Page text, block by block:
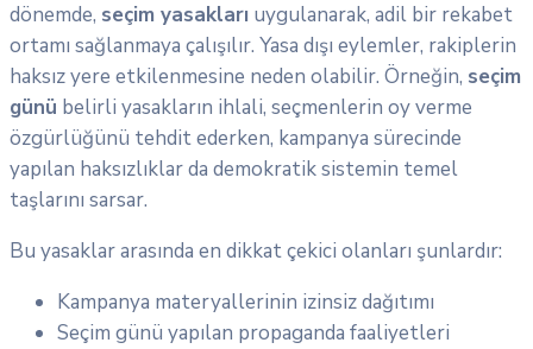
dönemde, seçim yasakları uygulanarak, adil bir rekabet
ortamı sağlanmaya çalışılır. Yasa dışı eylemler, rakiplerin
haksız yere etkilenmesine neden olabilir. Örneğin, seçim
günü belirli yasakların ihlali, seçmenlerin oy verme
özgürlüğünü tehdit ederken, kampanya sürecinde
yapılan haksızlıklar da demokratik sistemin temel
taşlarını sarsar.
Bu yasaklar arasında en dikkat çekici olanları şunlardır:
Kampanya materyallerinin izinsiz dağıtımı
Seçim günü yapılan propaganda faaliyetleri